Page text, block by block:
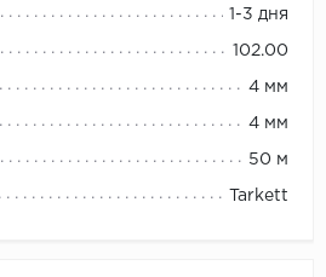
1-3 дня
102.00
4 мм
4 мм
50 м
Tarkett